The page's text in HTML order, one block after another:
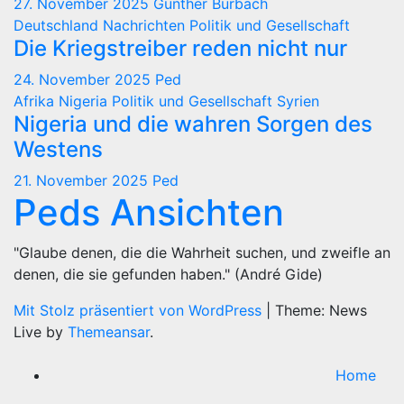
27. November 2025 Günther Burbach
Deutschland Nachrichten Politik und Gesellschaft
Die Kriegstreiber reden nicht nur
24. November 2025 Ped
Afrika Nigeria Politik und Gesellschaft Syrien
Nigeria und die wahren Sorgen des
Westens
21. November 2025 Ped
Peds Ansichten
"Glaube denen, die die Wahrheit suchen, und zweifle an
denen, die sie gefunden haben." (André Gide)
Mit Stolz präsentiert von WordPress
Theme: News
Live by Themeansar.
Home